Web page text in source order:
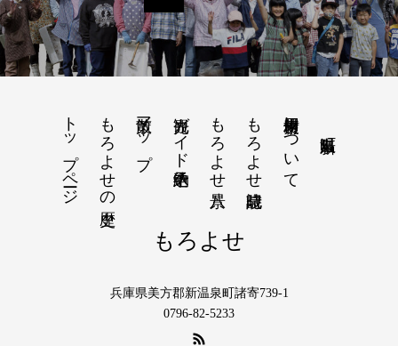
素材使用について
もろよせ歳時記
もろよせ八景
観光ガイド予約申込
散策マップ
もろよせの歴史
トップページ
もろよせ
兵庫県美方郡新温泉町諸寄739-1
0796-82-5233